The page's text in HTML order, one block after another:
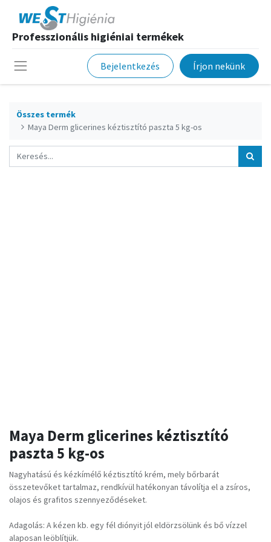
Professzionális higiéniai termékek
Bejelentkezés Írjon nekünk
Összes termék
Maya Derm glicerines kéztisztító paszta 5 kg-os
Maya Derm glicerines kéztisztító
paszta 5 kg-os
Nagyhatású és kézkímélő kéztisztító krém, mely bőrbarát
összetevőket tartalmaz, rendkívül hatékonyan távolítja el a zsíros,
olajos és grafitos szennyeződéseket.
Adagolás: A kézen kb. egy fél diónyit jól eldörzsölünk és bő vízzel
alaposan leöblítjük.